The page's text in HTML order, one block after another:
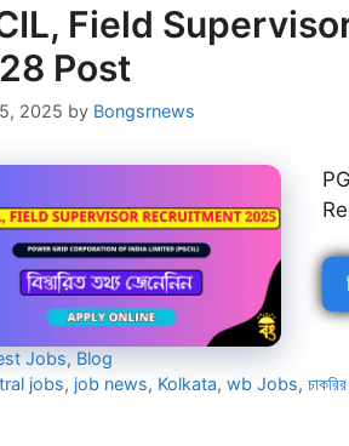
Field
Post
2025 by Bongsrnews
Jobs, Blog
jobs, job news, Kolkata,wb Jobs,